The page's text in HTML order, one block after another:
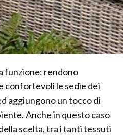
funzione: rendono
confortevoli le sedie dei
aggiungono un tocco di
Anche in questo caso
scelta, tra i tanti tessuti